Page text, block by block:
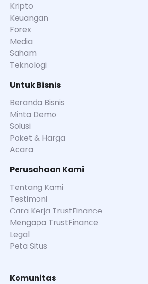
Kripto
Keuangan
Forex
Media
Saham
Teknologi
Untuk Bisnis
Beranda Bisnis
Minta Demo
Solusi
Paket & Harga
Acara
Perusahaan Kami
Tentang Kami
Testimoni
Cara Kerja TrustFinance
Mengapa TrustFinance
Legal
Peta Situs
Komunitas